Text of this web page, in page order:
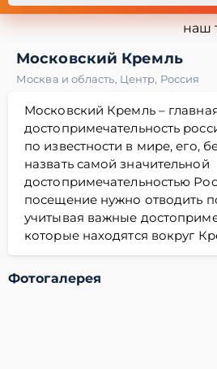
наш
Московский Кремль
Москва и область, Центр, Россия
Московский Кремль –
достопримечательность
по известности в мире, его,
назвать самой значительной
достопримечательностью
посещение нужно отводить
учитывая важные
которые находятся вокруг
Фотогалерея